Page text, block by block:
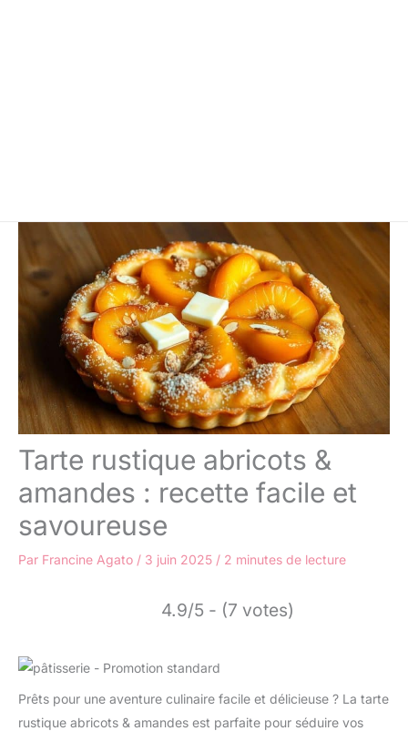
Tarte rustique abricots &
amandes : recette facile et
savoureuse
Par Francine Agato / 3 juin 2025 / 2 minutes de lecture
4.9/5 - (7 votes)
Prêts pour une aventure culinaire facile et délicieuse ? La tarte
rustique abricots & amandes est parfaite pour séduire vos